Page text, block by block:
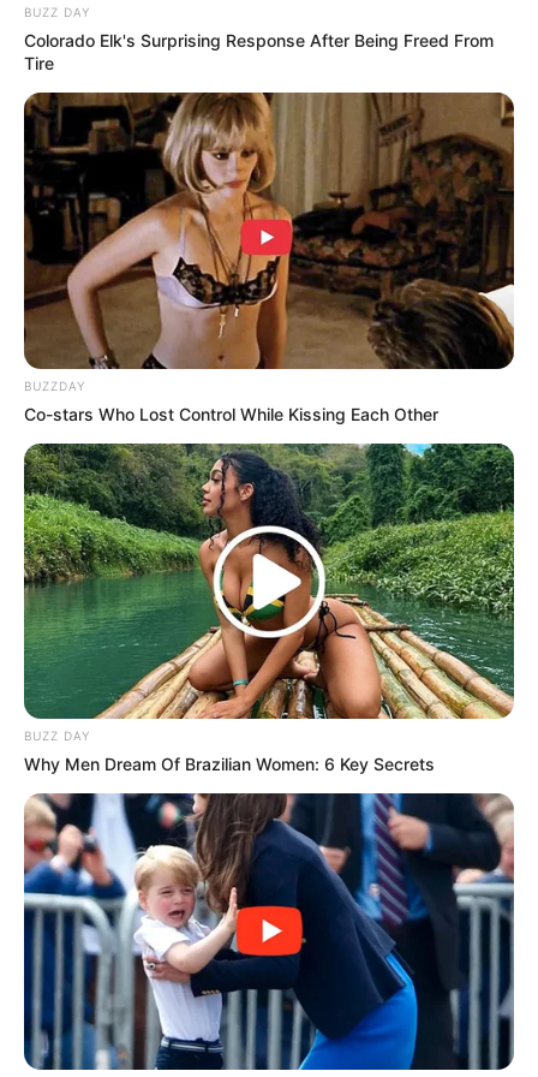
(foto: instagram/simaybarlass)
8. Deniz Ugur memerankan Seher, wanita konservatif
yang rela melakukan apa saja demi menjaga
keluarganya tetap bersama setelah suaminya
meninggal
BUZZ DAY
Colorado Elk's Surprising Response After Being Freed From
Tire
BUZZDAY
Co-stars Who Lost Control While Kissing Each Other
BUZZ DAY
Why Men Dream Of Brazilian Women: 6 Key Secrets